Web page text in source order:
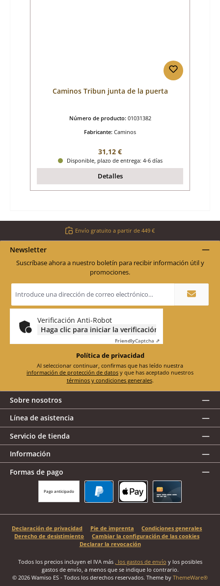
Caminos Tribun junta de la puerta
Número de producto: 01031382
Fabricante: Caminos
Precio normal:
31,12 €
Disponible, plazo de entrega: 4-6 días
Detalles
Envío gratuito a partir de 449 €
Newsletter
Suscríbase ahora a nuestro boletín para recibir información útil y
promociones.
Dirección
de
electrónico
Verificación Anti-Robot
Haga clic para iniciar la verificación
FriendlyCaptcha ⇗
Política de privacidad
información de protección de datos
términos y condiciones generales.
Sobre nosotros
Línea de asistencia
Servicio de tienda
Información
Formas de pago
Pago anticipado
Declaración de privacidad Pie de imprenta
Condiciones generales
Derecho de desistimiento
Cambiar la configuración de las cookies
Declarar la revocación
Todos los precios incluyen el IVA más , los gastos de envío y los posibles
gastos de envío, a menos que se indique lo contrario.
© 2026 Wamiso ES - Todos los derechos reservados. Theme by ThemeWare®